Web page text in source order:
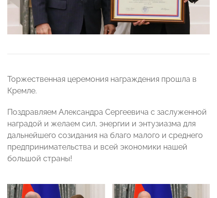
Торжественная церемония награждения прошла в
Кремле.
Поздравляем Александра Сергеевича с заслуженной
наградой и желаем сил, энергии и энтузиазма для
дальнейшего созидания на благо малого и среднего
предпринимательства и всей экономики нашей
большой страны!